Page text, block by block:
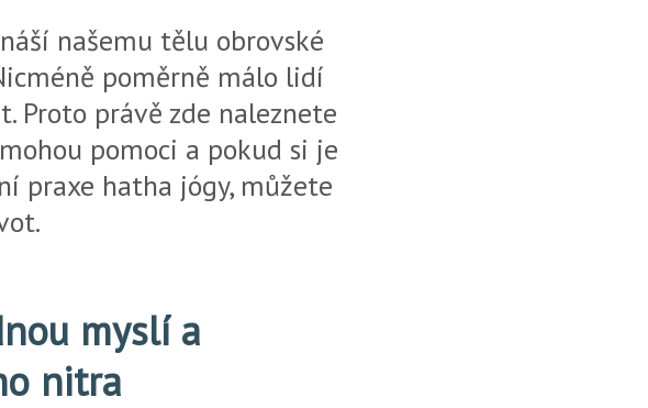
našemu tělu obrovské
poměrně málo lidí
Proto právě zde naleznete
pomoci a pokud si je
praxe hatha jógy, můžete
myslí a
nitra